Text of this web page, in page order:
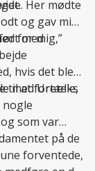
Her mødte
og gav mig
for mig,”
med
hvis det blev
med Ureteks
til at fortælle,
som var
på de
forventede,